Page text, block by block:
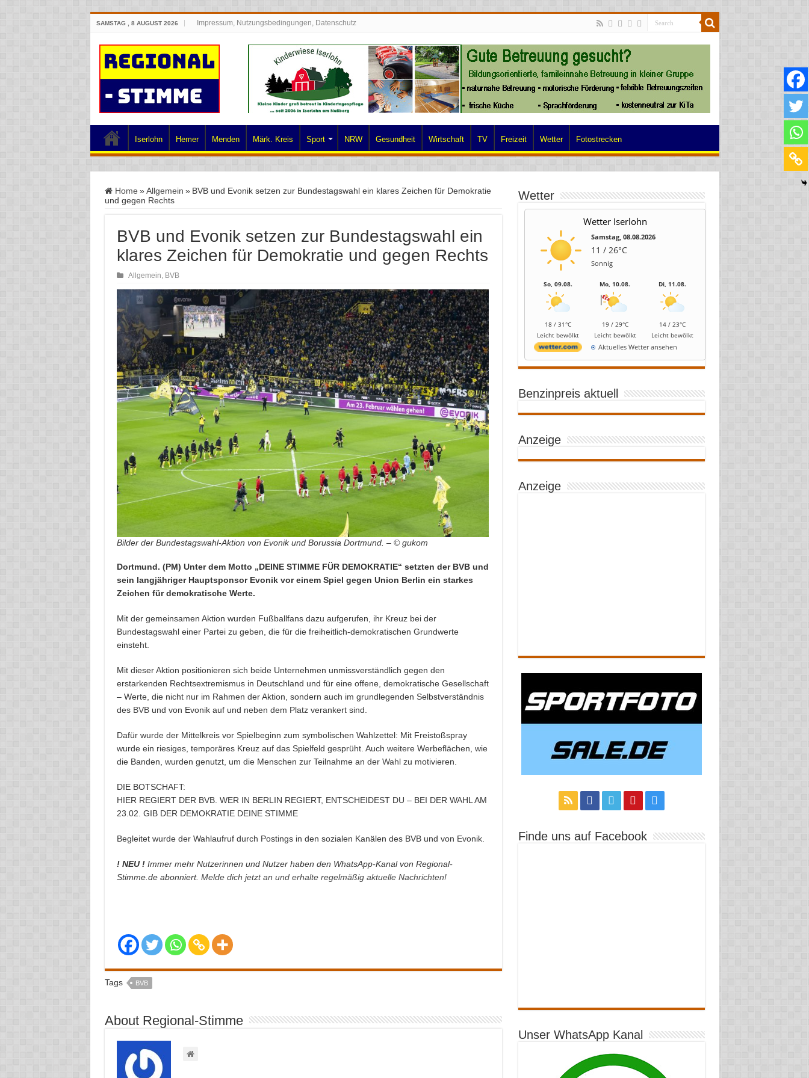
SAMSTAG , 8 AUGUST 2026 Impressum, Nutzungsbedingungen, Datenschutz
Iserlohn Hemer Menden Märk. Kreis Sport NRW Gesundheit Wirtschaft TV Freizeit Wetter Fotostrecken
Home » Allgemein » BVB und Evonik setzen zur Bundestagswahl ein klares Zeichen für Demokratie
und gegen Rechts
BVB und Evonik setzen zur Bundestagswahl ein
klares Zeichen für Demokratie und gegen Rechts
Allgemein, BVB
Bilder der Bundestagswahl-Aktion von Evonik und Borussia Dortmund. – © gukom
Dortmund. (PM) Unter dem Motto „DEINE STIMME FÜR DEMOKRATIE“ setzten der BVB und
sein langjähriger Hauptsponsor Evonik vor einem Spiel gegen Union Berlin ein starkes
Zeichen für demokratische Werte.
Mit der gemeinsamen Aktion wurden Fußballfans dazu aufgerufen, ihr Kreuz bei der
Bundestagswahl einer Partei zu geben, die für die freiheitlich-demokratischen Grundwerte
einsteht.
Mit dieser Aktion positionieren sich beide Unternehmen unmissverständlich gegen den
erstarkenden Rechtsextremismus in Deutschland und für eine offene, demokratische Gesellschaft
– Werte, die nicht nur im Rahmen der Aktion, sondern auch im grundlegenden Selbstverständnis
des BVBund von Evonik auf und neben dem Platz verankert sind.
Dafür wurde der Mittelkreis vor Spielbeginn zum symbolischen Wahlzettel: Mit Freistoßspray
wurde ein riesiges, temporäres Kreuz auf das Spielfeld gesprüht. Auch weitere Werbeflächen, wie
die Banden, wurden genutzt, um die Menschen zur Teilnahme an der Wahlzu motivieren.
DIE BOTSCHAFT:
HIER REGIERT DER BVB. WER IN BERLIN REGIERT, ENTSCHEIDEST DU – BEI DER WAHL AM
23.02. GIB DER DEMOKRATIE DEINE STIMME
Begleitet wurde der Wahlaufruf durch Postings in den sozialen Kanälen des BVB und von Evonik.
! NEU !Immer mehr Nutzerinnen und Nutzer haben den WhatsApp-Kanal von Regional-
Stimme.de abonniert. Melde dich jetzt an und erhalte regelmäßig aktuelle Nachrichten!
Tags BVB
About Regional-Stimme
Wetter
Wetter Iserlohn
Samstag, 08.08.2026
11 / 26°C
Sonnig
So, 09.08.
18 / 31°C
Leicht bewölkt
Mo, 10.08.
19 / 29°C
Leicht bewölkt
Di, 11.08.
14 / 23°C
Leicht bewölkt
Aktuelles Wetter ansehen
Benzinpreis aktuell
Anzeige
Anzeige
Finde uns auf Facebook
Unser WhatsApp Kanal